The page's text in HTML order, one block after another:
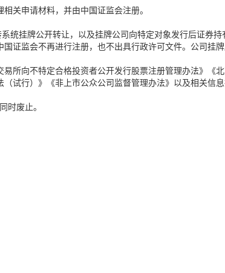
关申请材料，并由中国证监会注册。
统挂牌公开转让，以及挂牌公司向特定对象发行后证券
证监会不再进行注册，也不出具行政许可文件。公司挂
所向不特定合格投资者公开发行股票注册管理办法》《
试行）》《非上市公众公司监督管理办法》以及相关信息
时废止。